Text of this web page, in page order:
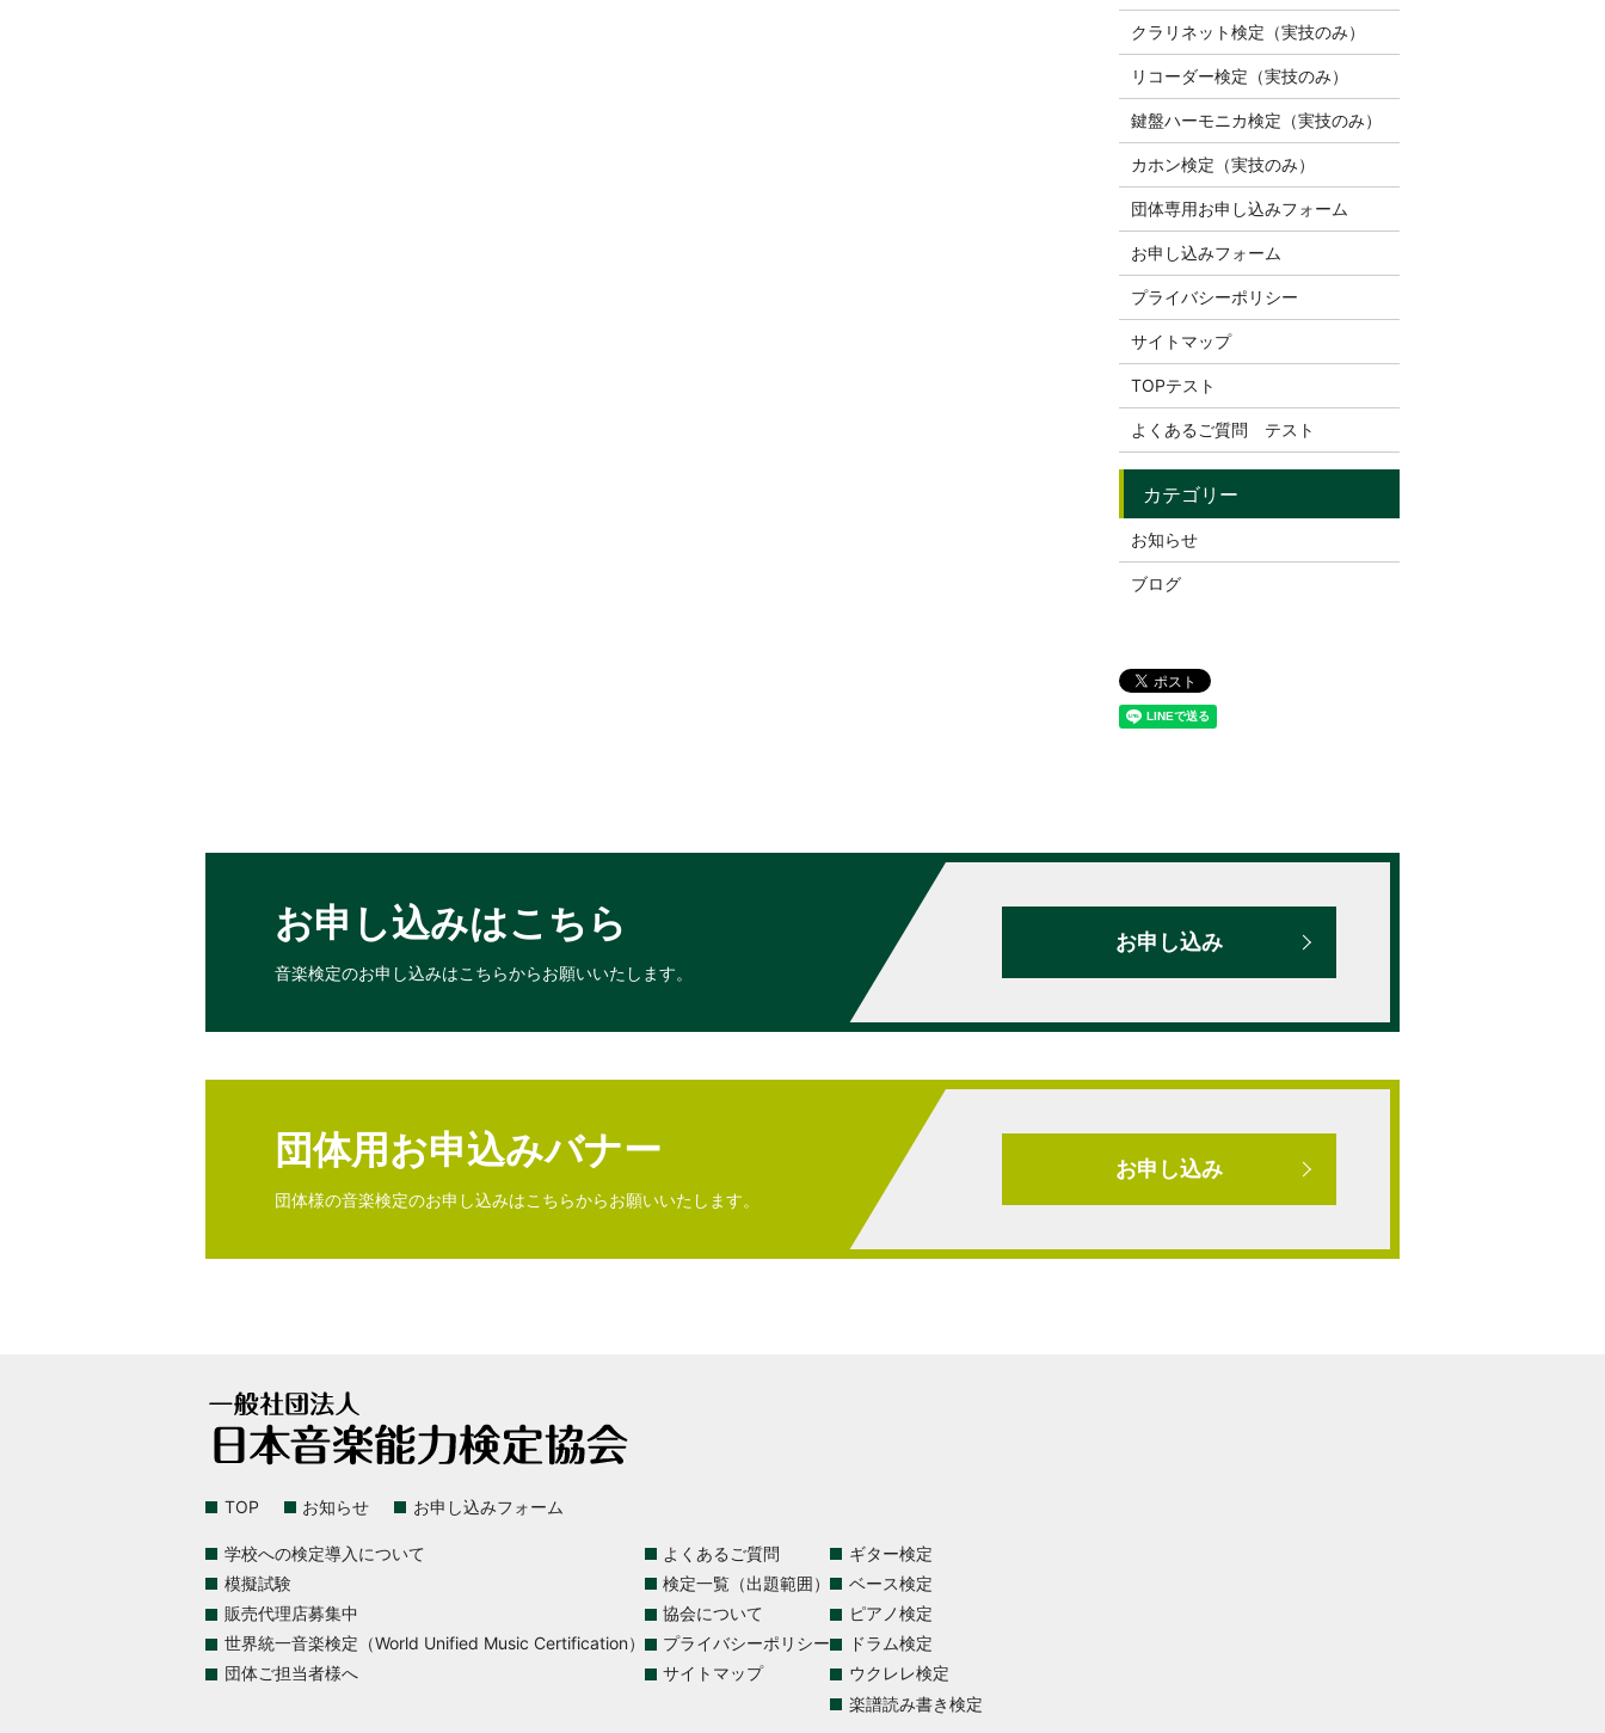
クラリネット検定（実技のみ）
リコーダー検定（実技のみ）
鍵盤ハーモニカ検定（実技のみ）
カホン検定（実技のみ）
団体専用お申し込みフォーム
お申し込みフォーム
プライバシーポリシー
サイトマップ
TOPテスト
よくあるご質問 テスト
お知らせ
ブログ
お申し込みはこちら
音楽検定のお申し込みはこちらからお願いいたします。
お申し込み
団体用お申込みバナー
団体様の音楽検定のお申し込みはこちらからお願いいたします。
お申し込み
TOP お知らせ お申し込みフォーム
学校への検定導入について
模擬試験
販売代理店募集中
世界統一音楽検定（World Unified Music Certification）
団体ご担当者様へ
よくあるご質問
検定一覧（出題範囲）
協会について
プライバシーポリシー
サイトマップ
ギター検定
ベース検定
ピアノ検定
ドラム検定
ウクレレ検定
楽譜読み書き検定